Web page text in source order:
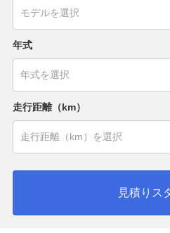
年式
走行距離（km）
見積りス